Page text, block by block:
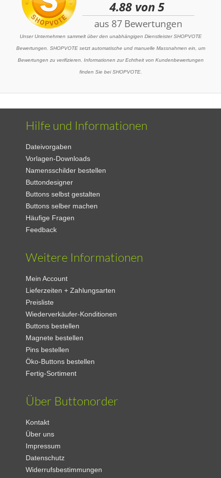
Unser Unternehmen sammelt über den unabhängigen Dienstleister SHOPVOTE
Bewertungen. SHOPVOTE setzt automatische und manuelle Massnahmen ein, um
Bewertungen zu verifizieren. Informationen zur Echtheit von Kundenbewertungen
finden Sie bei SHOPVOTE.
Hilfe und Informationen
Dateivorgaben
Vorlagen-Downloads
Namensschilder bestellen
Buttondesigner
Buttons selbst gestalten
Buttons selber machen
Häufige Fragen
Feedback
Weitere Informationen
Mein Account
Lieferzeiten + Zahlungsarten
Preisliste
Wiederverkäufer-Konditionen
Buttons bestellen
Magnete bestellen
Pins bestellen
Öko-Buttons bestellen
Fertig-Sortiment
Über Buttonorder
Kontakt
Über uns
Impressum
Datenschutz
Widerrufsbestimmungen